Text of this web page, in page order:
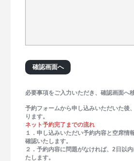
必要事項をご入力いただき、確認画面へ
予約フォームから申し込みいただいた後
ります。
ネット予約完了までの流れ
１．申し込みいただい予約内容と空席情
確認いたします。
２．予約内容に問題がなければ、2日以
たします。